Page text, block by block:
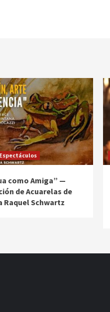
como Amiga” —
de Acuarelas de
Raquel Schwartz